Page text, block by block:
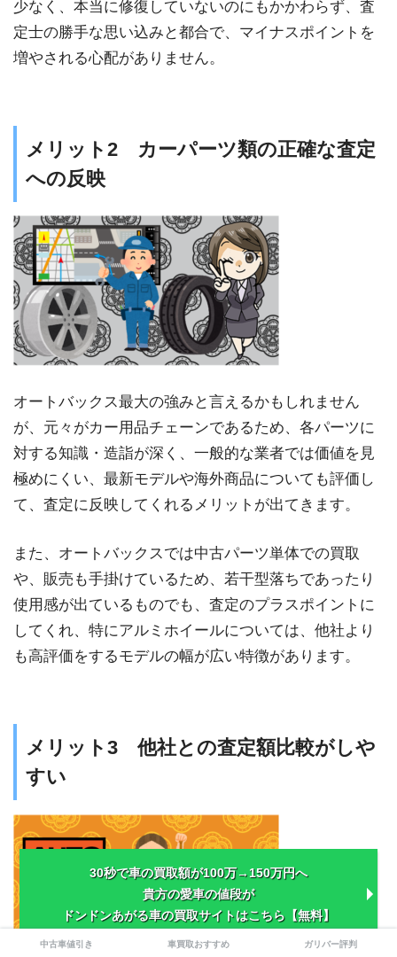
少なく、本当に修復していないのにもかかわらず、査
定士の勝手な思い込みと都合で、マイナスポイントを
増やされる心配がありません。
メリット2 カーパーツ類の正確な査定
への反映
オートバックス最大の強みと言えるかもしれません
が、元々がカー用品チェーンであるため、各パーツに
対する知識・造詣が深く、一般的な業者では価値を見
極めにくい、最新モデルや海外商品についても評価し
て、査定に反映してくれるメリットが出てきます。
また、オートバックスでは中古パーツ単体での買取
や、販売も手掛けているため、若干型落ちであったり
使用感が出ているものでも、査定のプラスポイントに
してくれ、特にアルミホイールについては、他社より
も高評価をするモデルの幅が広い特徴があります。
メリット3 他社との査定額比較がしや
すい
30秒で車の買取額が100万→150万円へ
貴方の愛車の値段が
ドンドンあがる車の買取サイトはこちら【無料】
中古車値引き 車買取おすすめ ガリバー評判